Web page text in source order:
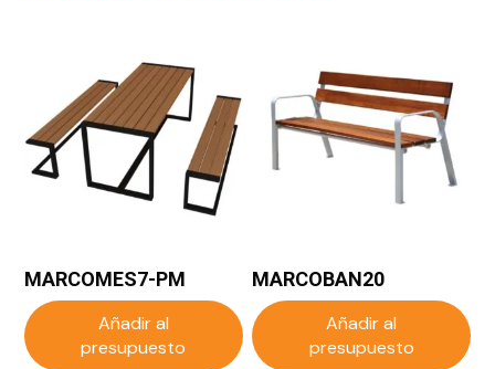
MARCOMES7-PM
Añadir al
presupuesto
MARCOBAN20
Añadir al
presupuesto